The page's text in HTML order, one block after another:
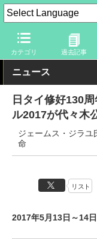
カテゴリ 過去記事
トラベル Watch 地域
ニュース
日タイ修好130
ル2017が代々木
ジェームス・ジラ
命
リスト
2017年5月13日～14